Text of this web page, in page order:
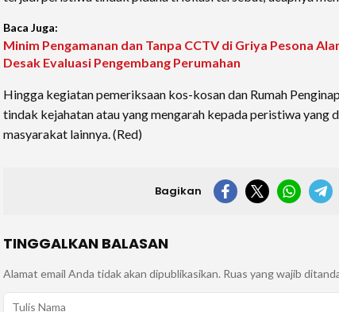
Baca Juga:
Minim Pengamanan dan Tanpa CCTV di Griya Pesona
Desak Evaluasi Pengembang Perumahan
Hingga kegiatan pemeriksaan kos-kosan dan Rumah
tindak kejahatan atau yang mengarah kepada peristiwa yang
masyarakat lainnya. (Red)
Bagikan
TINGGALKAN BALASAN
Alamat email Anda tidak akan dipublikasikan. Ruas yang wajib